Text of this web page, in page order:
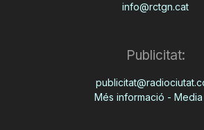
info@rctgn.cat
Publicitat:
Més informació - Media